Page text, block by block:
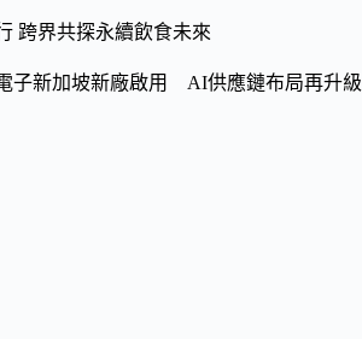
跨界共探永續飲食未來
子新加坡新廠啟用 AI供應鏈布局再升級